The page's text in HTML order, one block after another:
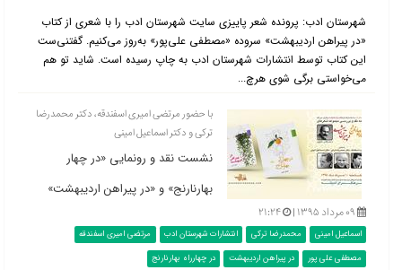
شهرستان ادب: پرونده شعر پاییزی سایت شهرستان ادب را با شعری از کتاب
«در پیراهن اردیبهشت» سروده «مصطفی علی‌پور» به‌روز می‌کنیم. گفتنی‌ست
این کتاب توسط انتشارات شهرستان ادب به چاپ رسیده است. شاید تو هم
می‌خواستی برگی شوی هرچ...
با حضور مرتضی امیری اسفندقه، دکتر محمدرضا
ترکی و دکتر اسماعیل امینی
نشست نقد و رونمایی «در چهار
بهارنارنج» و «در پیراهن اردیبهشت»
۰۹ مرداد ۱۳۹۵ | ۲۱:۲۴
اسماعیل امینی محمدرضا ترکی انتشارات شهرستان ادب
مرتضی امیری اسفندقه
مصطفی علی پور
در پیراهن اردیبهشت در چهارراه بهارنارنج